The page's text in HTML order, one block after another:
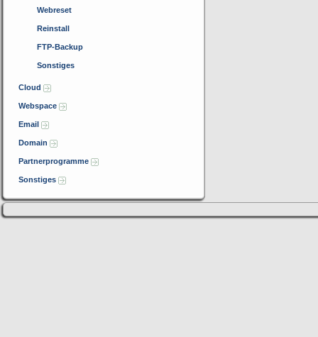
Webreset
Reinstall
FTP-Backup
Sonstiges
Cloud
Webspace
Email
Domain
Partnerprogramme
Sonstiges